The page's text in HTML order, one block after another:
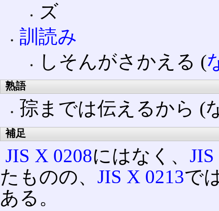
ズ
訓読み
しそんがさかえる (
熟語
孮までは伝えるから (
補足
JIS X 0208にはなく、
たものの、 JIS X 0213で
ある。